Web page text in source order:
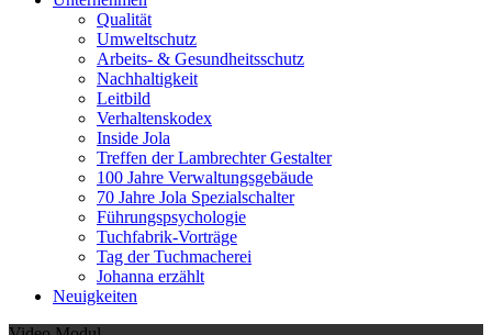
Qualität
Umweltschutz
Arbeits- & Gesundheitsschutz
Nachhaltigkeit
Leitbild
Verhaltenskodex
Inside Jola
Treffen der Lambrechter Gestalter
100 Jahre Verwaltungsgebäude
70 Jahre Jola Spezialschalter
Führungspsychologie
Tuchfabrik-Vorträge
Tag der Tuchmacherei
Johanna erzählt
Neuigkeiten